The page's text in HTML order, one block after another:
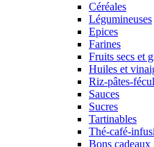
Céréales
Légumineuses
Epices
Farines
Fruits secs et
Huiles et
Riz-pâtes-
Sauces
Sucres
Tartinables
Thé-café-
Bons cadeaux